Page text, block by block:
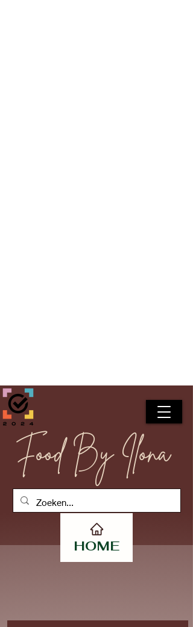
Food By Ilona
HOME